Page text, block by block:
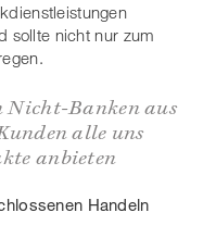
sollte nicht nur zum
Banken aus
alle uns
anbieten
Handeln